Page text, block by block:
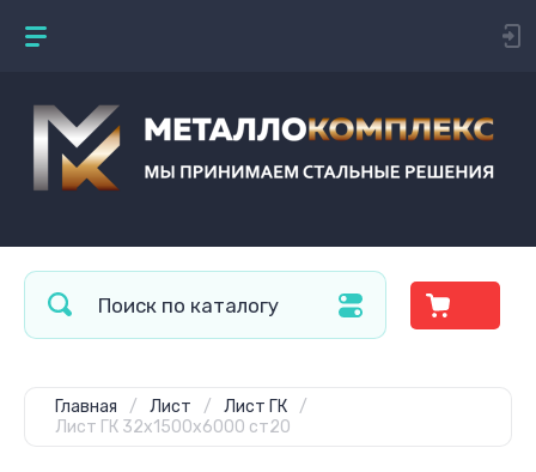
Главная / Лист / Лист ГК
/
Лист ГК 32х1500х6000 ст20